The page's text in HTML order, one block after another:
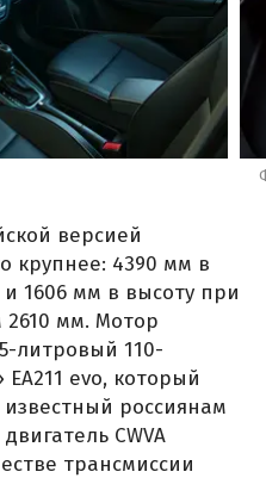
версией
крупнее: 4390 мм в
1606 мм в высоту при
2610 мм. Мотор
литровый 110-
evo, который
россиянам
CWVA
трансмиссии